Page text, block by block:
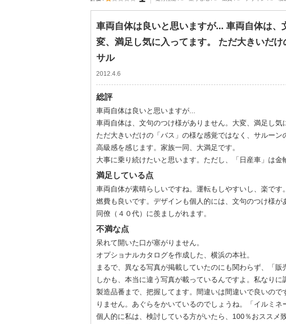
車両自体は良いと思いますが... 車両自体は
変、満足し気に入ってます。 ただ大きいだけ
サル
2012.4.6
総評
車両自体は良いと思いますが...
車両自体は、文句のつけ様がありません。大変、満足し気
ただ大きいだけの「バス」の様な感覚ではなく、サルーン
高級感を感じます。家族一同、大満足です。
大事に乗り続けたいと思います。ただし、「日産車」は金
満足している点
車両自体が素晴らしいですね。運転もしやすいし、楽です
燃費も良いです。デザインも個人的には、文句のつけ様が
同僚（４０代）に羨ましがれます。
不満な点
呆れて開いた口が塞がりません。
オプショナルカタログを作成した、横浜の本社。
まるで、異なる写真が掲載していたのにも関わらず、「販
しかも、本当に違う写真が載っているんですよ。私なりに
製造品番まで、把握してます。間違いは間違いで良いの
りません。あぐらをかいているのでしょうね。「イルミネ
個人的に私は、検討している方がいたら、100％おススメ